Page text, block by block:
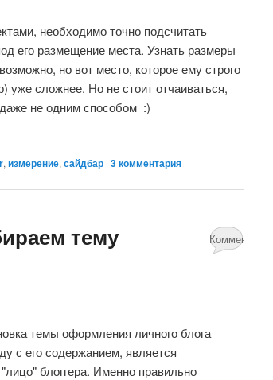
необходимо точно подсчитать
его размещение места. Узнать размеры
но вот место, которое ему строго
уже сложнее. Но не стоит отчаиваться,
не одним способом :)
, измерение, сайдбар | 3 комментария
тему
Комментариев
темы оформления личного блога
с его содержанием, является
блоггера. Именно правильно